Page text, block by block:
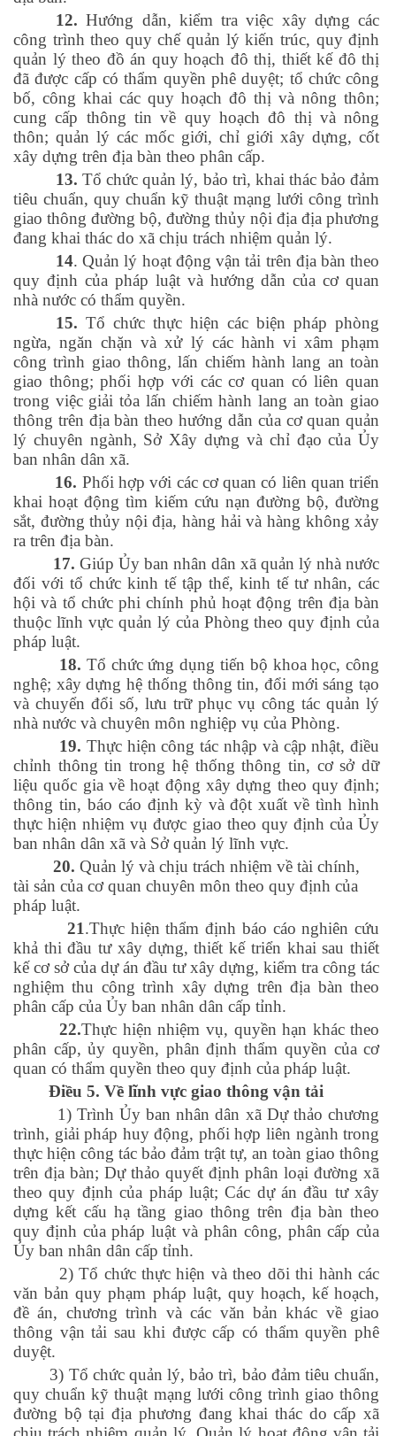
12. Hướng dẫn, kiểm tra việc xây dựng các
công trình theo quy chế quản lý kiến trúc, quy định
quản lý theo đồ án quy hoạch đô thị, thiết kế đô thị
đã được cấp có thẩm quyền phê duyệt; tổ chức công
bố, công khai các quy hoạch đô thị và nông thôn;
cung cấp thông tin về quy hoạch đô thị và nông
thôn; quản lý các mốc giới, chỉ giới xây dựng, cốt
xây dựng trên địa bàn theo phân cấp.
13. Tổ chức quản lý, bảo trì, khai thác bảo đảm
tiêu chuẩn, quy chuẩn kỹ thuật mạng lưới công trình
giao thông đường bộ, đường thủy nội địa địa phương
đang khai thác do xã chịu trách nhiệm quản lý.
14. Quản lý hoạt động vận tải trên địa bàn theo
quy định của pháp luật và hướng dẫn của cơ quan
nhà nước có thẩm quyền.
15. Tổ chức thực hiện các biện pháp phòng
ngừa, ngăn chặn và xử lý các hành vi xâm phạm
công trình giao thông, lấn chiếm hành lang an toàn
giao thông; phối hợp với các cơ quan có liên quan
trong việc giải tỏa lấn chiếm hành lang an toàn giao
thông trên địa bàn theo hướng dẫn của cơ quan quản
lý chuyên ngành, Sở Xây dựng và chỉ đạo của Ủy
ban nhân dân xã.
16. Phối hợp với các cơ quan có liên quan triển
khai hoạt động tìm kiếm cứu nạn đường bộ, đường
sắt, đường thủy nội địa, hàng hải và hàng không xảy
ra trên địa bàn.
17. Giúp Ủy ban nhân dân xã quản lý nhà nước
đối với tổ chức kinh tế tập thể, kinh tế tư nhân, các
hội và tổ chức phi chính phủ hoạt động trên địa bàn
thuộc lĩnh vực quản lý của Phòng theo quy định của
pháp luật.
18. Tổ chức ứng dụng tiến bộ khoa học, công
nghệ; xây dựng hệ thống thông tin, đổi mới sáng tạo
và chuyển đổi số, lưu trữ phục vụ công tác quản lý
nhà nước và chuyên môn nghiệp vụ của Phòng.
19. Thực hiện công tác nhập và cập nhật, điều
chỉnh thông tin trong hệ thống thông tin, cơ sở dữ
liệu quốc gia về hoạt động xây dựng theo quy định;
thông tin, báo cáo định kỳ và đột xuất về tình hình
thực hiện nhiệm vụ được giao theo quy định của Ủy
ban nhân dân xã và Sở quản lý lĩnh vực.
20. Quản lý và chịu trách nhiệm về tài chính,
tài sản của cơ quan chuyên môn theo quy định của
pháp luật.
21.Thực hiện thẩm định báo cáo nghiên cứu
khả thi đầu tư xây dựng, thiết kế triển khai sau thiết
kế cơ sở của dự án đầu tư xây dựng, kiểm tra công tác
nghiệm thu công trình xây dựng trên địa bàn theo
phân cấp của Ủy ban nhân dân cấp tỉnh.
22.Thực hiện nhiệm vụ, quyền hạn khác theo
phân cấp, ủy quyền, phân định thẩm quyền của cơ
quan có thẩm quyền theo quy định của pháp luật.
Điều 5. Về lĩnh vực giao thông vận tải
1) Trình Ủy ban nhân dân xã Dự thảo chương
trình, giải pháp huy động, phối hợp liên ngành trong
thực hiện công tác bảo đảm trật tự, an toàn giao thông
trên địa bàn; Dự thảo quyết định phân loại đường xã
theo quy định của pháp luật; Các dự án đầu tư xây
dựng kết cấu hạ tầng giao thông trên địa bàn theo
quy định của pháp luật và phân công, phân cấp của
Ủy ban nhân dân cấp tỉnh.
2) Tổ chức thực hiện và theo dõi thi hành các
văn bản quy phạm pháp luật, quy hoạch, kế hoạch,
đề án, chương trình và các văn bản khác về giao
thông vận tải sau khi được cấp có thẩm quyền phê
duyệt.
3) Tổ chức quản lý, bảo trì, bảo đảm tiêu chuẩn,
quy chuẩn kỹ thuật mạng lưới công trình giao thông
đường bộ tại địa phương đang khai thác do cấp xã